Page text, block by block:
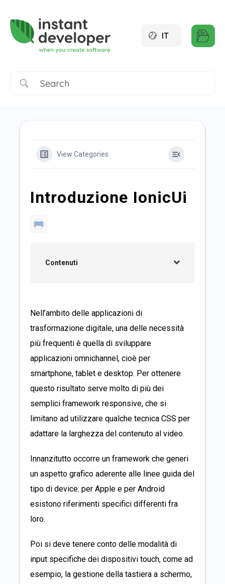
IT
View Categories
Introduzione IonicUi
Contenuti
Nell’ambito delle applicazioni di
trasformazione digitale, una delle necessità
più frequenti è quella di sviluppare
applicazioni omnichannel, cioè per
smartphone, tablet e desktop. Per ottenere
questo risultato serve molto di più dei
semplici framework responsive, che si
limitano ad utilizzare qualche tecnica CSS per
adattare la larghezza del contenuto al video.
Innanzitutto occorre un framework che generi
un aspetto grafico aderente alle linee guida del
tipo di device: per Apple e per Android
esistono riferimenti specifici differenti fra
loro.
Poi si deve tenere conto delle modalità di
input specifiche dei dispositivi touch, come ad
esempio, la gestione della tastiera a schermo,